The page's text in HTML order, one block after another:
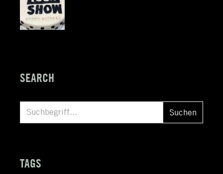
SEARCH
u
e
Suchen
TAGS